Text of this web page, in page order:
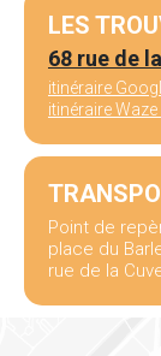
LES
68 rue de
itinéraire
itinéraire Waze
Point de
place du
rue de la